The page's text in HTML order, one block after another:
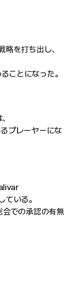
を打ち出し、
ことになった。
プレーヤーにな
いる。
での承認の有無